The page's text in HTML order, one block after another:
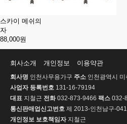
스카이 메쉬의
자
88,000원
회사소개 개인정보 이용약관
회사명 인천사무용가구 주소 인천광역시
사업자 등록번호 131-16-79194
대표 지철근 전화032-873-9466 팩스 032-
통신판매업신고번호 제 2013-인천남구-
개인정보 보호책임자지철근